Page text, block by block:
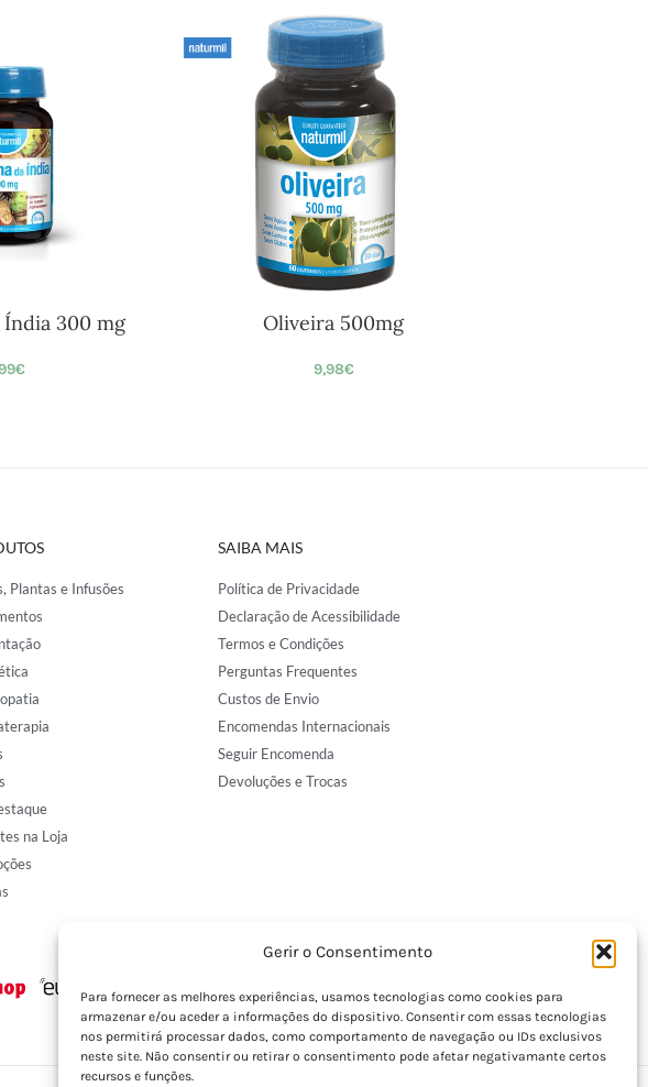
Gerir o Consentimento
Para fornecer as melhores experiências, usamos tecnologias como cookies para
armazenar e/ou aceder a informações do dispositivo. Consentir com essas tecnologias
nos permitirá processar dados, como comportamento de navegação ou IDs exclusivos
neste site. Não consentir ou retirar o consentimento pode afetar negativamante certos
recursos e funções.
Índia 300 mg
€
Oliveira 500mg
9,98€
Plantas e Infusões
na Loja
SAIBA MAIS
Política de Privacidade
Declaração de Acessibilidade
Termos e Condições
Perguntas Frequentes
Custos de Envio
Encomendas Internacionais
Seguir Encomenda
Devoluções e Trocas